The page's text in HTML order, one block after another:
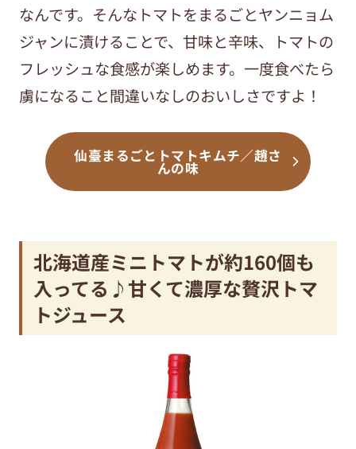
なんです。そんなトマトをまるごとヤンニョム
ジャンに漬けることで、甘味と辛味、トマトの
フレッシュな食感が楽しめます。一度食べたら
虜になること間違いなしのおいしさですよ！
仙臺まるごとトマトキムチ／趙さ
んの味
北海道産ミニトマトが約160個も
入ってる♪甘くて濃厚な贅沢トマ
トジュース